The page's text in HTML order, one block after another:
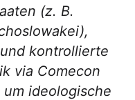
(z. B.
kontrollierte
via Comecon
um ideologische